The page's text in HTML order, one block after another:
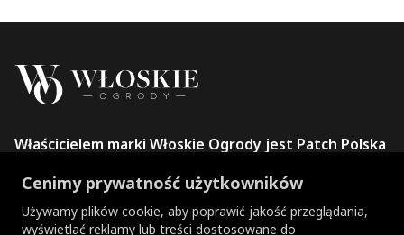
Właścicielem marki Włoskie Ogrody jest Patch Polska
+48 734 106 149
info@wloskie-ogrody.pl
Cenimy prywatność użytkowników
Używamy plików cookie, aby poprawić jakość przeglądania,
wyświetlać reklamy lub treści dostosowane do